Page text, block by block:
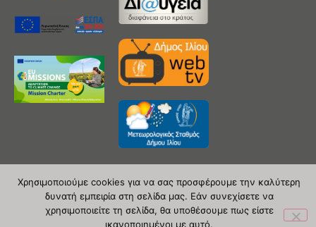
Copyright 2020 © Δήμος Ιλίου
Χρησιμοποιούμε cookies για να σας προσφέρουμε την καλύτερη
δυνατή εμπειρία στη σελίδα μας. Εάν συνεχίσετε να
χρησιμοποιείτε τη σελίδα, θα υποθέσουμε πως είστε
ικανοποιημένοι με αυτό.